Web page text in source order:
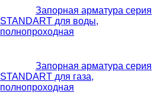
Запорная арматура серия
STANDART для воды,
полнопроходная
Запорная арматура серия
STANDART для газа,
полнопроходная